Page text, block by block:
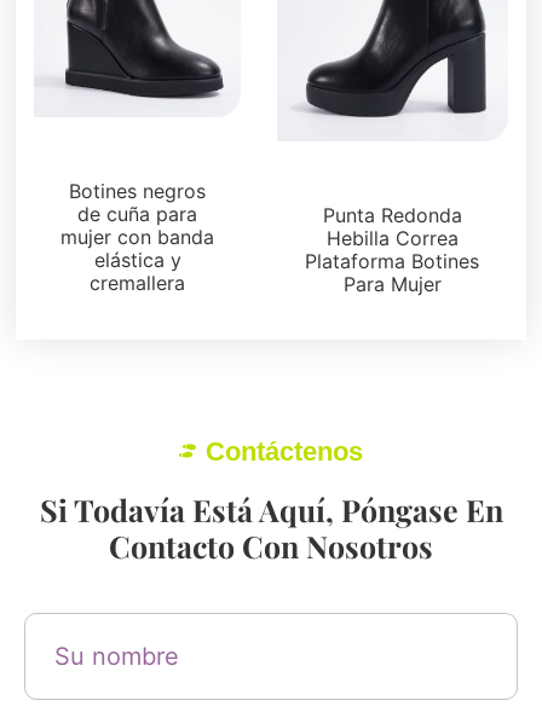
Botines negros
de cuña para
mujer con banda
elástica y
cremallera
Punta Redonda
Hebilla Correa
Plataforma Botines
Para Mujer
Contáctenos
Si Todavía Está Aquí, Póngase En
Contacto Con Nosotros